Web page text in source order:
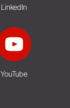
LinkedIn
YouTube